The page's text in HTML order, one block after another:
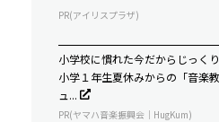
PR(アイリスプラザ)
小学校に慣れた今だからじっく
小学１年生夏休みからの「音楽
ュ...
PR(ヤマハ音楽振興会｜HugKum)